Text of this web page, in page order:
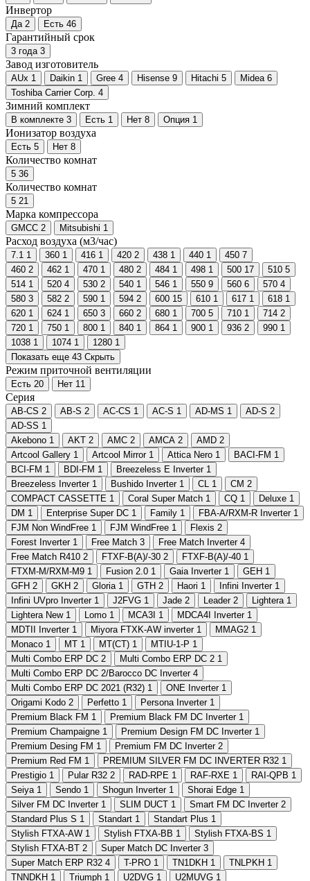
Инвертор
Да 2 Есть 46
Гарантийный срок
3 года 3
Завод изготовитель
AUx 1 Daikin 1 Gree 4 Hisense 9 Hitachi 5 Midea 6
Toshiba Carrier Corp. 4
Зимний комплект
В комплекте 3 Есть 1 Нет 8 Опция 1
Ионизатор воздуха
Есть 5 Нет 8
Количество комнат
5 36
Количество комнат
5 21
Марка компрессора
GMCC 2 Mitsubishi 1
Расход воздуха (м3/час)
7.1 1 360 1 416 1 420 2 438 1 440 1 450 7
460 2 462 1 470 1 480 2 484 1 498 1 500 17 510 5
514 1 520 4 530 2 540 1 546 1 550 9 560 6 570 4
580 3 582 2 590 1 594 2 600 15 610 1 617 1 618 1
620 1 624 1 650 3 660 2 680 1 700 5 710 1 714 2
720 1 750 1 800 1 840 1 864 1 900 1 936 2 990 1
1038 1 1074 1 1280 1
Показать еще 43 Скрыть
Режим приточной вентиляции
Есть 20 Нет 11
Серия
AB-CS 2 AB-S 2 AC-CS 1 AC-S 1 AD-MS 1 AD-S 2
AD-SS 1
Akebono 1 AKT 2 AMC 2 AMCA 2 AMD 2
Artcool Gallery 1 Artcool Mirror 1 Attica Nero 1 BACI-FM 1
BCI-FM 1 BDI-FM 1 Breezeless E Inverter 1
Breezeless Inverter 1 Bushido Inverter 1 CL 1 CM 2
COMPACT CASSETTE 1 Coral Super Match 1 CQ 1 Deluxe 1
DM 1 Enterprise Super DC 1 Family 1 FBA-A/RXM-R Inverter 1
FJM Non WindFree 1 FJM WindFree 1 Flexis 2
Forest Inverter 1 Free Match 3 Free Match Inverter 4
Free Match R410 2 FTXF-B(A)/-30 2 FTXF-B(A)/-40 1
FTXM-M/RXM-M9 1 Fusion 2.0 1 Gaia Inverter 1 GEH 1
GFH 2 GKH 2 Gloria 1 GTH 2 Haori 1 Infini Inverter 1
Infini UVpro Inverter 1 J2FVG 1 Jade 2 Leader 2 Lightera 1
Lightera New 1 Lomo 1 MCA3I 1 MDCA4I Inverter 1
MDTII Inverter 1 Miyora FTXK-AW inverter 1 MMAG2 1
Monaco 1 MT 1 MT(CT) 1 MTIU-1-P 1
Multi Combo ERP DC 2 Multi Combo ERP DC 2 1
Multi Combo ERP DC 2/Barocco DC Inverter 4
Multi Сombo ERP DC 2021 (R32) 1 ONE Inverter 1
Origami Kodo 2 Perfetto 1 Persona Inverter 1
Premium Black FM 1 Premium Black FM DC Inverter 1
Premium Champaigne 1 Premium Design FM DC Inverter 1
Premium Desing FM 1 Premium FM DC Inverter 2
Premium Red FM 1 PREMIUM SILVER FM DC INVERTER R32 1
Prestigio 1 Pular R32 2 RAD-RPE 1 RAF-RXE 1 RAI-QPB 1
Seiya 1 Sendo 1 Shogun Inverter 1 Shorai Edge 1
Silver FM DC Inverter 1 SLIM DUCT 1 Smart FM DC Inverter 2
Standard Plus S 1 Standart 1 Standart Plus 1
Stylish FTXA-AW 1 Stylish FTXA-BB 1 Stylish FTXA-BS 1
Stylish FTXA-BT 2 Super Match DC Inverter 3
Super Match ERP R32 4 T-PRO 1 TN1DKH 1 TNLPKH 1
TNNDKH 1 Triumph 1 U2DVG 1 U2MUVG 1